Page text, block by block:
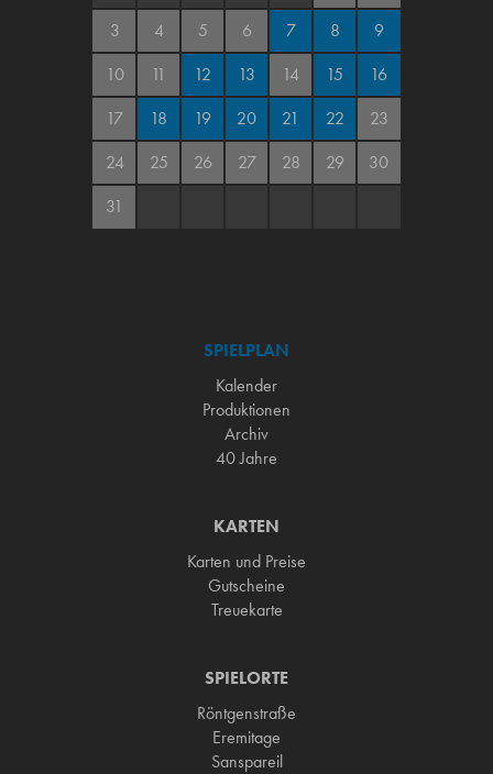
3
4 5 6 7 8
9
10
11 12 13 14 15
16
17
18 19 20 21 22
23
24
25 26 27 28 29
30
31
SPIELPLAN
Kalender
Produktionen
Archiv
40 Jahre
KARTEN
Karten und Preise
Gutscheine
Treuekarte
SPIELORTE
Röntgenstraße
Eremitage
Sanspareil